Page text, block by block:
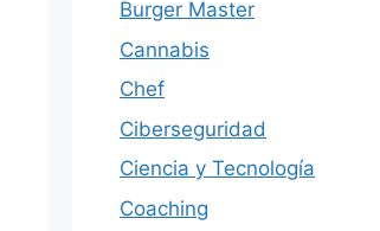
Burger Master
Cannabis
Chef
Ciberseguridad
Ciencia y Tecnología
Coaching